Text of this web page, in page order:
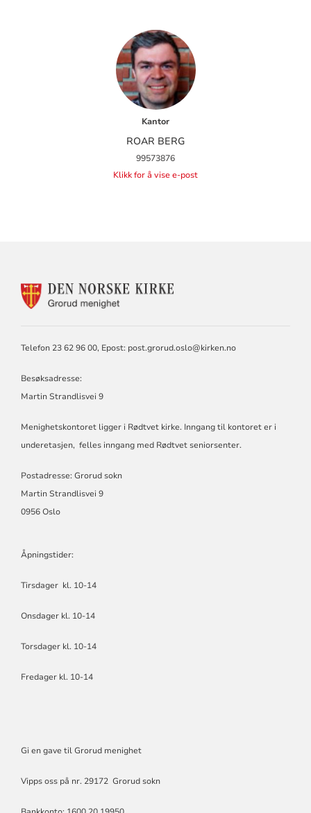
Kantor
ROAR BERG
99573876
Klikk for å vise e-post
KONTAKTINFORMASJON
Telefon 23 62 96 00, Epost: post.grorud.oslo@kirken.no
Besøksadresse:
Martin Strandlisvei 9
Menighetskontoret ligger i Rødtvet kirke. Inngang til kontoret er i
underetasjen, felles inngang med Rødtvet seniorsenter.
Postadresse: Grorud sokn
Martin Strandlisvei 9
0956 Oslo
Åpningstider:
Tirsdager kl. 10-14
Onsdager kl. 10-14
Torsdager kl. 10-14
Fredager kl. 10-14
Gi en gave til Grorud menighet
Vipps oss på nr. 29172 Grorud sokn